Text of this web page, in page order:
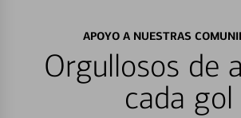
APOYO A NUESTRAS
Orgullosos de
cada gol